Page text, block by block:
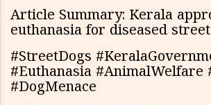
Article Summary: Kerala
euthanasia for diseased
#StreetDogs
#Euthanasia #AnimalWelfare
#DogMenace